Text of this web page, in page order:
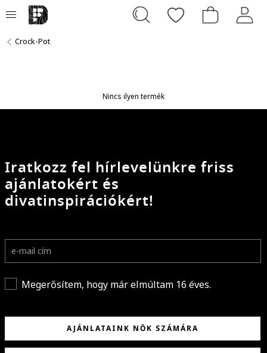
Crock-Pot
Nincs ilyen termék
Iratkozz fel hírlevelünkre friss
ajánlatokért és
divatinspirációkért!
Megerősítem, hogy már elmúltam 16 éves.
AJÁNLATAINK NŐK SZÁMÁRA